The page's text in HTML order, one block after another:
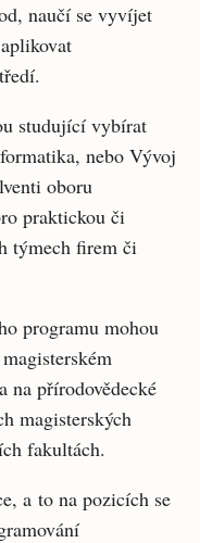
naučí se vyvíjet
studující vybírat
nebo Vývoj
oboru
praktickou či
týmech firem či
programu mohou
na přírodovědecké
magisterských
fakultách.
a to na pozicích se